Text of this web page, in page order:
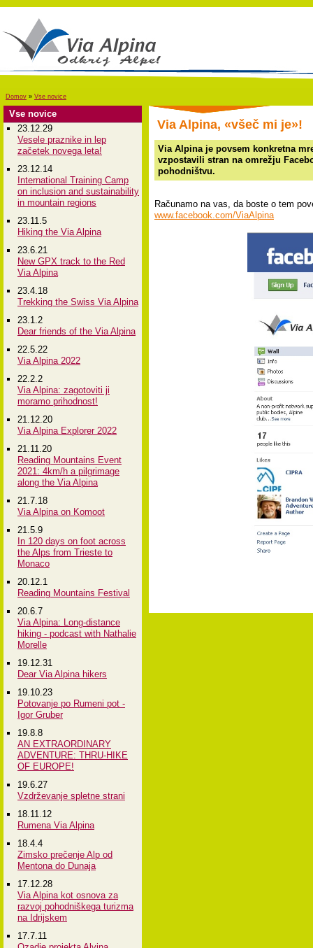
Domov » Vse novice
Vse novice
23.12.29
Vesele praznike in lep
začetek novega leta!
23.12.14
International Training Camp
on inclusion and sustainability
in mountain regions
23.11.5
Hiking the Via Alpina
23.6.21
New GPX track to the Red
Via Alpina
23.4.18
Trekking the Swiss Via Alpina
23.1.2
Dear friends of the Via Alpina
22.5.22
Via Alpina 2022
22.2.2
Via Alpina: zagotoviti ji
moramo prihodnost!
21.12.20
Via Alpina Explorer 2022
21.11.20
Reading Mountains Event
2021: 4km/h a pilgrimage
along the Via Alpina
21.7.18
Via Alpina on Komoot
21.5.9
In 120 days on foot across
the Alps from Trieste to
Monaco
20.12.1
Reading Mountains Festival
20.6.7
Via Alpina: Long-distance
hiking - podcast with Nathalie
Morelle
19.12.31
Dear Via Alpina hikers
19.10.23
Potovanje po Rumeni pot -
Igor Gruber
19.8.8
AN EXTRAORDINARY
ADVENTURE: THRU-HIKE
OF EUROPE!
19.6.27
Vzdrževanje spletne strani
18.11.12
Rumena Via Alpina
18.4.4
Zimsko prečenje Alp od
Mentona do Dunaja
17.12.28
Via Alpina kot osnova za
razvoj pohodniškega turizma
na Idrijskem
17.7.11
Via Alpina, «všeč mi je»!
Via Alpina je povsem konkretna
vzpostavili stran na omrežju
pohodništvu.
Računamo na vas, da boste o tem
www.facebook.com/ViaAlpina